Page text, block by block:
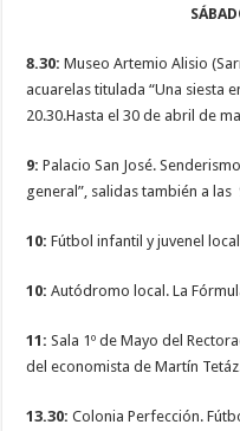
8.30:Museo Artemio Alisio
acuarelas titulada “Una siesta
20.30.Hasta el 30 de abril de
9: Palacio San José.
general”, salidas también a las
10:Fútbol infantil y juvenel
10:Autódromo local. La
11:Sala 1º de Mayo del
del economista de Martín
13.30:Colonia Perfección.